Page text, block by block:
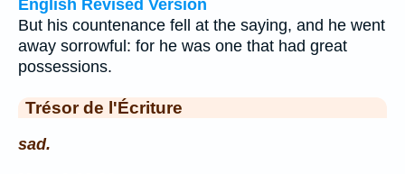
English Revised Version
But his countenance fell at the saying, and he went
away sorrowful: for he was one that had great
possessions.
Trésor de l'Écriture
sad.